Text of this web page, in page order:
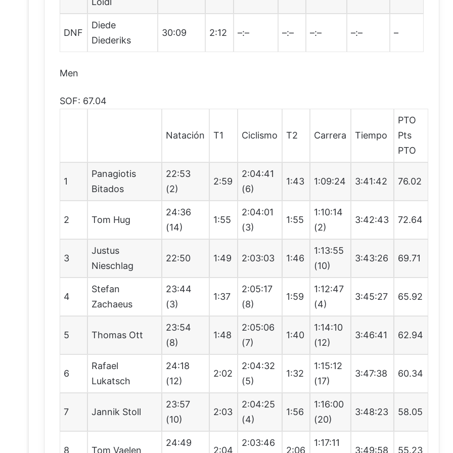
DNF
Diede
Diederiks
30:09 2:12 –:– –:– –:– –:– –
Men
SOF: 67.04
Natación T1 Ciclismo T2 Carrera Tiempo
PTO
Pts
PTO
1
Panagiotis
Bitados
22:53
(2)
2:59
2:04:41
(6)
1:43 1:09:24 3:41:42 76.02
2 Tom Hug
24:36
(14)
1:55
2:04:01
(3)
1:55
1:10:14
(2)
3:42:43 72.64
3
Justus
Nieschlag
22:50 1:49 2:03:03 1:46
1:13:55
(10)
3:43:26 69.71
4
Stefan
Zachaeus
23:44
(3)
1:37
2:05:17
(8)
1:59
1:12:47
(4)
3:45:27 65.92
5 Thomas Ott
23:54
(8)
1:48
2:05:06
(7)
1:40
1:14:10
(12)
3:46:41 62.94
6
Rafael
Lukatsch
24:18
(12)
2:02
2:04:32
(5)
1:32
1:15:12
(17)
3:47:38 60.34
7 Jannik Stoll
23:57
(10)
2:03
2:04:25
(4)
1:56
1:16:00
(20)
3:48:23 58.05
8 Tom Vaelen
24:49
2:04
2:03:46
2:06
1:17:11
3:49:58 55.23